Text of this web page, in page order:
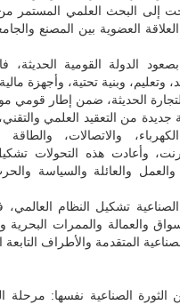
إلى البحث العلمي المستمر
العضوية بين المصنع
الدولة القومية الحديثة،
وبنية تحتية، وأجهزة
الحديثة، ضمن إطار قومي
من التعقيد العلمي
والاتصالات، والطاقة
وأعادت هذه التحولات
والعائلة والسياسة
تشكيل النظام العالمي،
والعمالة والممرات البحرية
المتقدمة والأطراف
الصناعية نفسها: مرحلة